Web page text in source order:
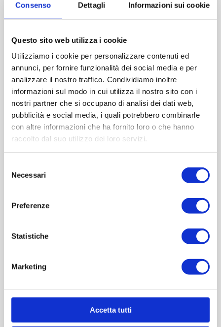
Consenso Dettagli Informazioni sui cookie
Questo sito web utilizza i cookie
Utilizziamo i cookie per personalizzare contenuti ed
annunci, per fornire funzionalità dei social media e per
analizzare il nostro traffico. Condividiamo inoltre
informazioni sul modo in cui utilizza il nostro sito con i
nostri partner che si occupano di analisi dei dati web,
pubblicità e social media, i quali potrebbero combinarle
con altre informazioni che ha fornito loro o che hanno
raccolto dal suo utilizzo dei loro servizi.
delNecessari
Preferenze
Statistiche
Marketing
Accetta tutti
Mini-tulip jars 220 ml diam
60